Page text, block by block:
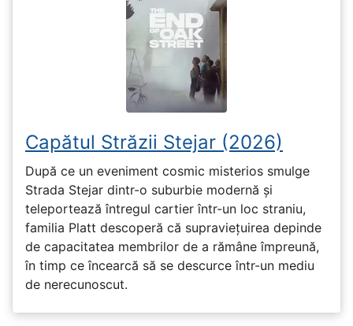
Capătul Străzii Stejar (2026)
După ce un eveniment cosmic misterios smulge
Strada Stejar dintr-o suburbie modernă și
teleportează întregul cartier într-un loc straniu,
familia Platt descoperă că supraviețuirea depinde
de capacitatea membrilor de a rămâne împreună,
în timp ce încearcă să se descurce într-un mediu
de nerecunoscut.